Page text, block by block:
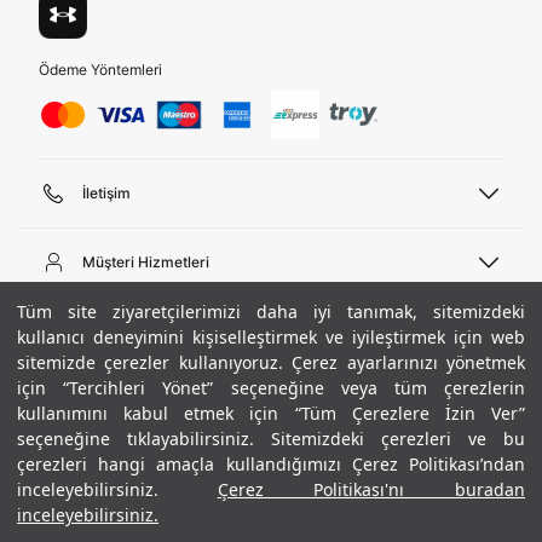
Tüm site ziyaretçilerimizi daha iyi tanımak, sitemizdeki
kullanıcı deneyimini kişiselleştirmek ve iyileştirmek için web
sitemizde çerezler kullanıyoruz. Çerez ayarlarınızı yönetmek
için “Tercihleri Yönet” seçeneğine veya tüm çerezlerin
kullanımını kabul etmek için “Tüm Çerezlere İzin Ver”
seçeneğine tıklayabilirsiniz. Sitemizdeki çerezleri ve bu
çerezleri hangi amaçla kullandığımızı Çerez Politikası’ndan
inceleyebilirsiniz.
Çerez Politikası'nı buradan
inceleyebilirsiniz.
+ 6 Renk
Ödeme Yöntemleri
İletişim
444 02 00
Pazartesi - Cuma 09:00 - 18:00
E-posta
bilgi@underarmour.com
Müşteri Hizmetleri
Sipariş Sorgulama
Bize Ulaşın
Teslimat Bilgileri
İşlem Rehberi
İade ve Değişimler
Sıkça Sorulan Sorular
Beden Rehberi
Site Haritası
Hakkımızda
Ticari Bilgiler
Hükümler ve Koşullar
Gizlilik Politikası
Çerez Politikası
Kariyer
ETBİS
UA Sosyal Medya
Instagram
Facebook
Twitter
Popüler Kategoriler
Erkek Basketbol Ayakkabısı